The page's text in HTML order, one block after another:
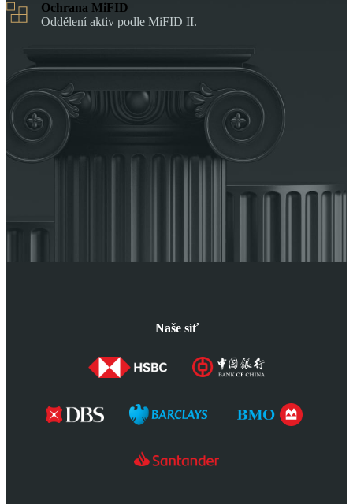
Ochrana MiFID
Oddělení aktiv podle MiFID II.
Naše síť